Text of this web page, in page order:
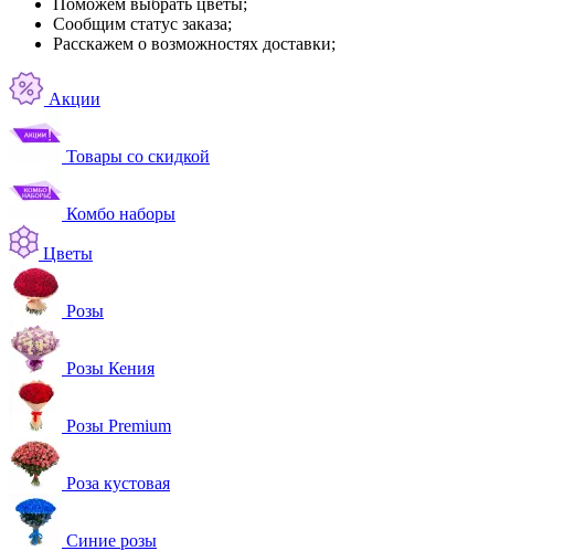
Поможем выбрать цветы;
Сообщим статус заказа;
Расскажем о возможностях доставки;
Акции
Товары со скидкой
Комбо наборы
Цветы
Розы
Розы Кения
Розы Premium
Роза кустовая
Синие розы